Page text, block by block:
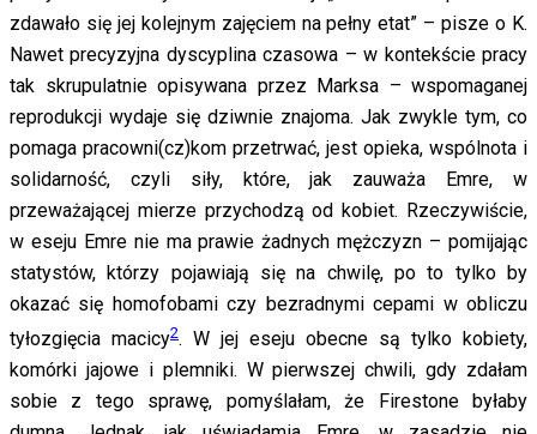
zdawało się jej kolejnym zajęciem na pełny etat” – pisze o K.
Nawet precyzyjna dyscyplina czasowa – w kontekście pracy
tak skrupulatnie opisywana przez Marksa – wspomaganej
reprodukcji wydaje się dziwnie znajoma. Jak zwykle tym, co
pomaga pracowni(cz)kom przetrwać, jest opieka, wspólnota i
solidarność, czyli siły, które, jak zauważa Emre, w
przeważającej mierze przychodzą od kobiet. Rzeczywiście,
w eseju Emre nie ma prawie żadnych mężczyzn – pomijając
statystów, którzy pojawiają się na chwilę, po to tylko by
okazać się homofobami czy bezradnymi cepami w obliczu
tyłozgięcia macicy2. W jej eseju obecne są tylko kobiety,
komórki jajowe i plemniki. W pierwszej chwili, gdy zdałam
sobie z tego sprawę, pomyślałam, że Firestone byłaby